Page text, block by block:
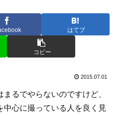
はてブ
コピー
2015.07.01
るでやらないのですけど、
心に撮っている人を良く見